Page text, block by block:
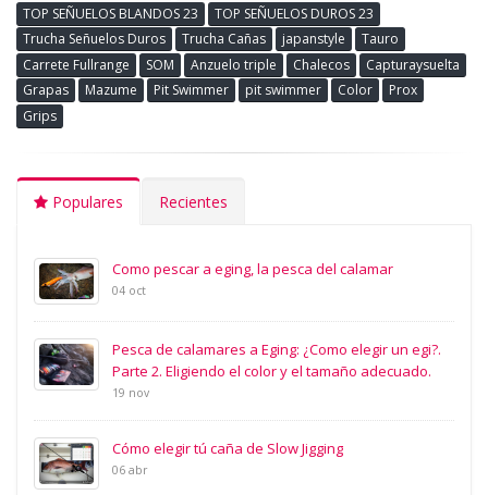
TOP SEÑUELOS BLANDOS 23
TOP SEÑUELOS DUROS 23
Trucha Señuelos Duros
Trucha Cañas japanstyle
Tauro
Carrete Fullrange
SOM Anzuelo triple Chalecos
Capturaysuelta
Grapas
Mazume Pit Swimmer pit swimmer Color
Prox
Grips
Populares Recientes
Como pescar a eging, la pesca del calamar
04 oct
Pesca de calamares a Eging: ¿Como elegir un egi?.
Parte 2. Eligiendo el color y el tamaño adecuado.
19 nov
Cómo elegir tú caña de Slow Jigging
06 abr